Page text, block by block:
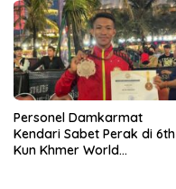
Personel Damkarmat
Kendari Sabet Perak di 6th
Kun Khmer World